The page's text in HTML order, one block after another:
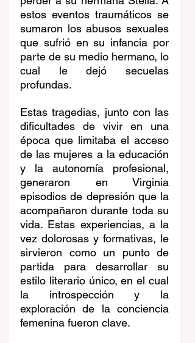
estos eventos traumáticos se
sumaron los abusos sexuales
que sufrió en su infancia por
parte de su medio hermano, lo
cual le dejó secuelas
profundas.
Estas tragedias, junto con las
dificultades de vivir en una
época que limitaba el acceso
de las mujeres a la educación
y la autonomía profesional,
generaron en Virginia
episodios de depresión que la
acompañaron durante toda su
vida. Estas experiencias, a la
vez dolorosas y formativas, le
sirvieron como un punto de
partida para desarrollar su
estilo literario único, en el cual
la introspección y la
exploración de la conciencia
femenina fueron clave.